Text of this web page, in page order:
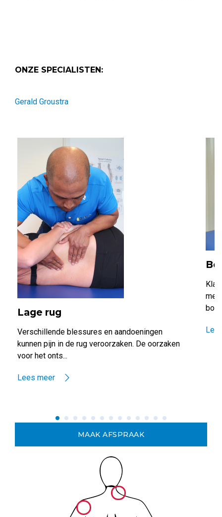
ONZE SPECIALISTEN:
Gerald Groustra
Lage rug
Verschillende blessures en aandoeningen
kunnen pijn in de rug veroorzaken. De oorzaken
voor het onts...
Lees meer
MAAK AFSPRAAK